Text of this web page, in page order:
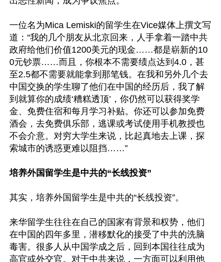
一位名为Mica Lemiski的留学生在Vice媒体上撰文写
道：“我的几个朋友从北京回来，人手拿着一踏中共
政府给他们价值1200美元的现金……都是崭新的10
0元钞票……而且，你根本不需要绩点达到4.0，甚
至2.5都不需要就能拿到那笔钱。在我和另外几个去
中国交换的学生聊了他们在中国的经历后，我了解
到就算你的成绩‘糟糕透顶’，你仍然可以获得奖学
金、免费住宿和每月学习补贴。你还可以参加免费
酒会，去免费俱乐部，逃课或考试使用手机教授也
不会介意。对穷大学生来说，比起真地去上课，探
索城市的诱惑更难以阻挡……”
培养外国留学生是中共的“长线投资”
其实，培养外国留学生是中共的“长线投资”。
来华留学生往往在自己的国家有背景和权势，他们
在中国的四年多里，潜移默化的接受了中共的洗脑
毒害。很多人从中国学成之后，回到本国往往成为
高官或外交官。对于中共来说，一方面可以利用他